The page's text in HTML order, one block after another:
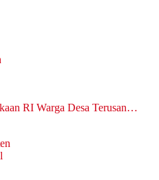
RI Warga Desa Terusan…